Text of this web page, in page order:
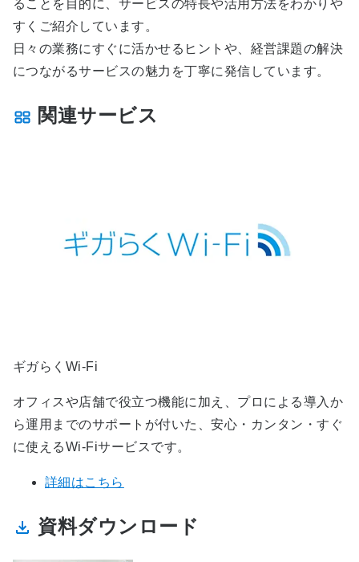
ることを目的に、サービスの特長や活用方法をわかりや
すくご紹介しています。
日々の業務にすぐに活かせるヒントや、経営課題の解決
につながるサービスの魅力を丁寧に発信しています。
関連サービス
ギガらくWi-Fi
オフィスや店舗で役立つ機能に加え、プロによる導入か
ら運用までのサポートが付いた、安心・カンタン・すぐ
に使えるWi-Fiサービスです。
詳細はこちら
資料ダウンロード